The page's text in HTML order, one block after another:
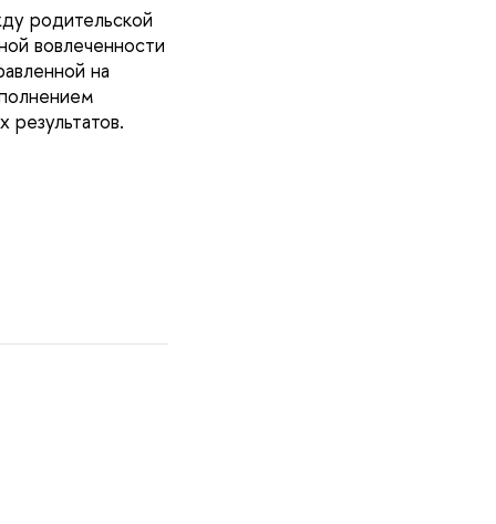
родительской
вовлеченности
на